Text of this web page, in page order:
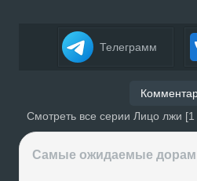
Телеграмм
Смотреть все серии Лицо лжи
Самые ожидаемые